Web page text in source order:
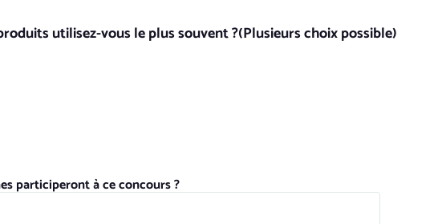
utilisez-vous le plus souvent ?(Plusieurs choix possible)
participeront à ce concours ?